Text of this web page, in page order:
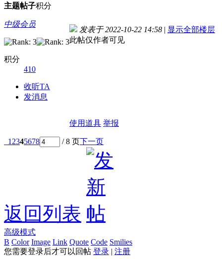
主题帖子积分
中级会员
积分
410
收听TA
发消息
发表于 2022-10-22 14:58 | 显示全部楼层
此帖仅作者可见
使用道具 举报
1 2345678 / 8 页下一页
返回列表
高级模式
B Color Image Link Quote Code Smilies
您需要登录后才可以回帖 登录 | 注册